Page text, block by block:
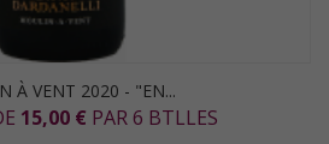
À VENT 2020 - "EN...
15,00 € PAR 6 BTLLES